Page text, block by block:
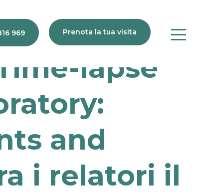
969 Prenota la tua visita
lapse
and
i relatori il